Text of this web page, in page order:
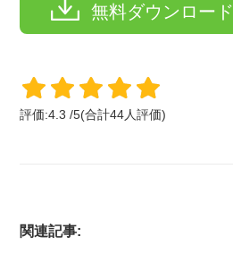
無料ダウンロード
評価:4.3 /5(合計44人評価)
関連記事: